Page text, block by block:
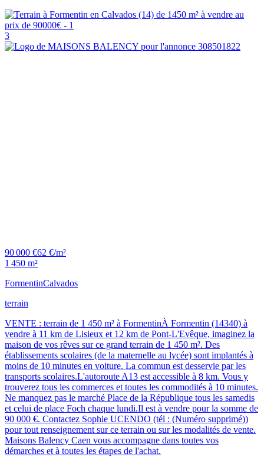
3
90 000 €62 €/m²
1 450 m²
FormentinCalvados
terrain
VENTE : terrain de 1 450 m² à FormentinÀ Formentin (14340) à
vendre à 11 km de Lisieux et 12 km de Pont-L'Evêque, imaginez la
maison de vos rêves sur ce grand terrain de 1 450 m². Des
établissements scolaires (de la maternelle au lycée) sont implantés à
moins de 10 minutes en voiture. La commun est desservie par les
transports scolaires.L'autoroute A13 est accessible à 8 km. Vous y
trouverez tous les commerces et toutes les commodités à 10 minutes.
Ne manquez pas le marché Place de la République tous les samedis
et celui de place Foch chaque lundi.Il est à vendre pour la somme de
90 000 €. Contactez Sophie UCENDO (tél : (Numéro supprimé))
pour tout renseignement sur ce terrain ou sur les modalités de vente.
Maisons Balency Caen vous accompagne dans toutes vos
démarches et à toutes les étapes de l'achat.